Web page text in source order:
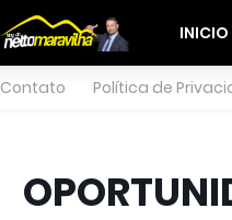
INICIO
Contato Política de